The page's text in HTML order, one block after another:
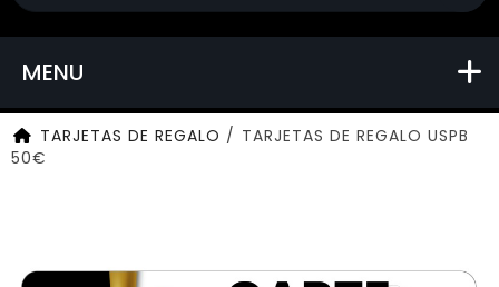
MENU
TARJETAS DE REGALO / TARJETAS DE REGALO USPB
50€